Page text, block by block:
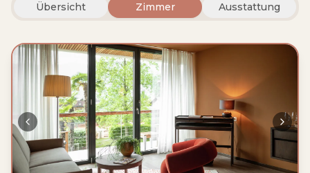
Übersicht Zimmer Ausstattung